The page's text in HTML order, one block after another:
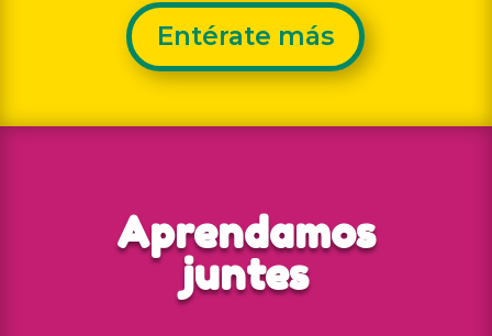
Entérate más
Aprendamos
juntes